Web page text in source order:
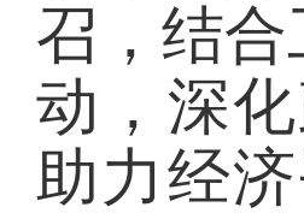
召，结
动，深
助力经